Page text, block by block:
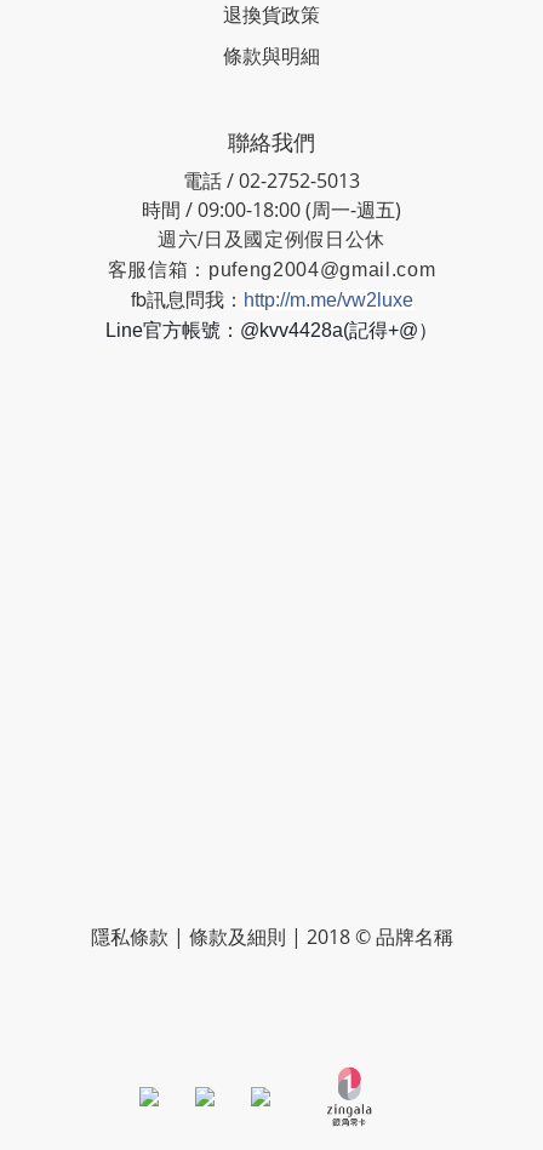
退換貨政策
條款與明細
聯絡我們
電話 / 02-2752-5013
時間 / 09:00-18:00 (周一-週五)
週六/日及國定例假日公休
客服信箱： pufeng2004@gmail.com
fb訊息問我： http://m.me/vw2luxe
Line官方帳號：@kvv4428a(記得+@）
隱私條款 | 條款及細則 | 2018 © 品牌名稱